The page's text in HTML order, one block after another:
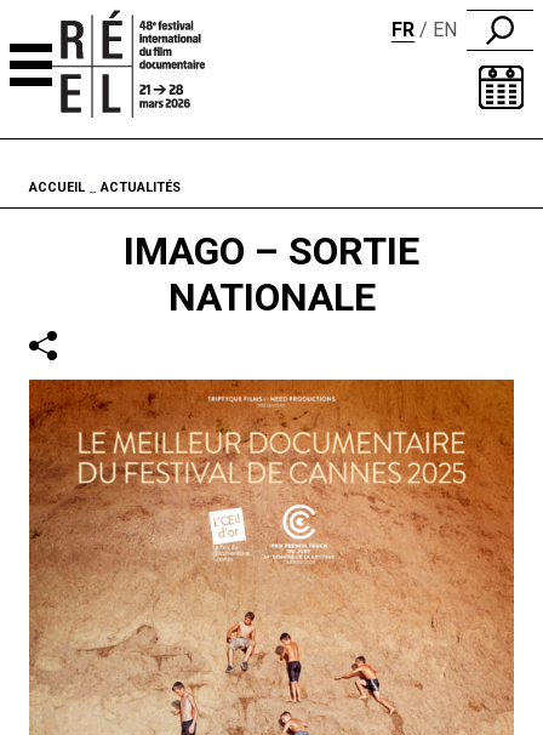
FR EN
Fil d'ariane
ACCUEIL ACTUALITÉS
IMAGO – SORTIE
NATIONALE